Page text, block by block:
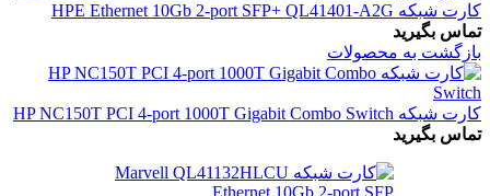
کارت شبکه HPE Ethernet 10Gb 2-port SFP+ QL41401-A2G
تماس بگیرید
بازگشت به محصولات
کارت شبکه HP NC150T PCI 4-port 1000T Gigabit Combo Switch
تماس بگیرید